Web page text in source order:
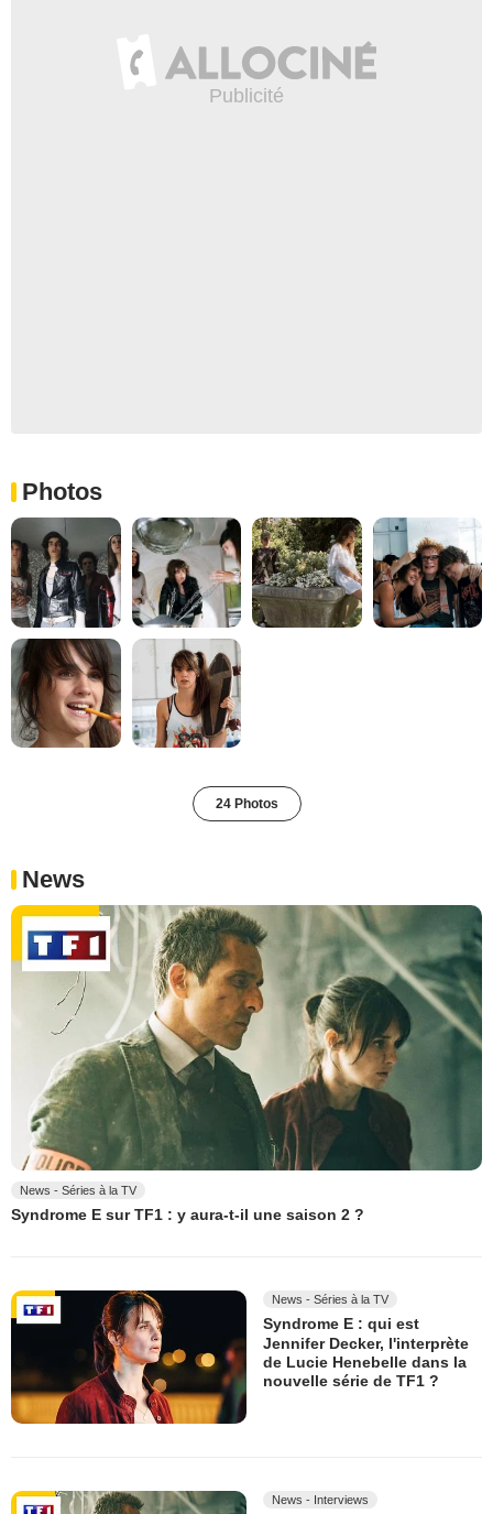
Photos
24 Photos
News
News - Séries à la TV
Syndrome E sur TF1 : y aura-t-il une saison 2 ?
News - Séries à la TV
Syndrome E : qui est
Jennifer Decker, l'interprète
de Lucie Henebelle dans la
nouvelle série de TF1 ?
News - Interviews